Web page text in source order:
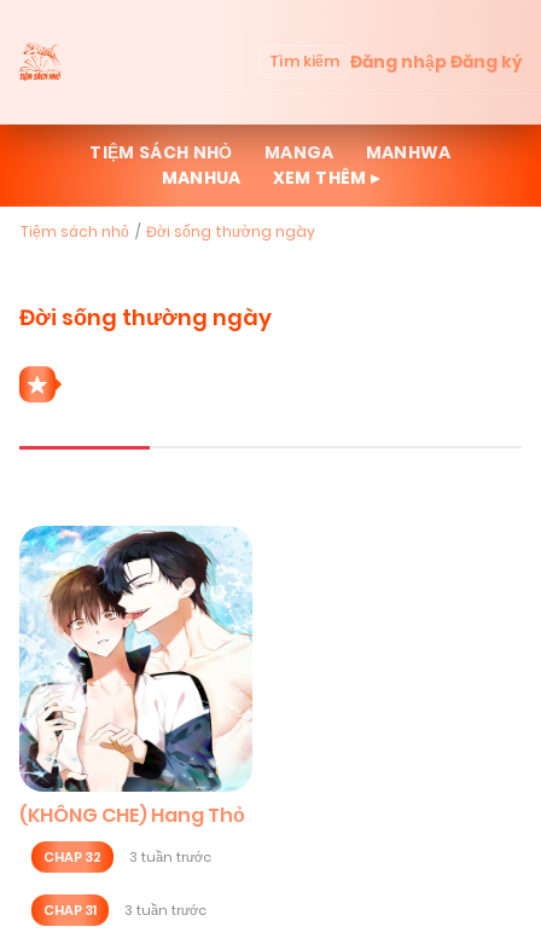
Tìm kiếm Đăng nhậpĐăng ký
TIỆM SÁCH NHỎ MANGA
MANHWA
MANHUA
XEM THÊM ▸
Tiệm sách nhỏ Đời sống thường ngày
Đời sống thường ngày
(KHÔNG CHE) Hang Thỏ
CHAP 32 3 tuần trước
CHAP 31 3 tuần trước